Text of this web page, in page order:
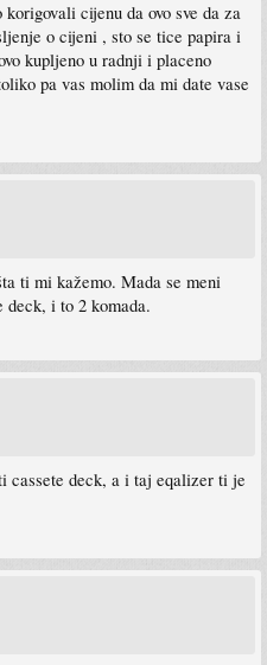
cijenu da ovo sve da za
o cijeni , sto se tice papira i
kupljeno u radnji i placeno
pa vas molim da mi date vase
ti mi kažemo. Mada se meni
deck, i to 2 komada.
cassete deck, a i taj eqalizer ti je